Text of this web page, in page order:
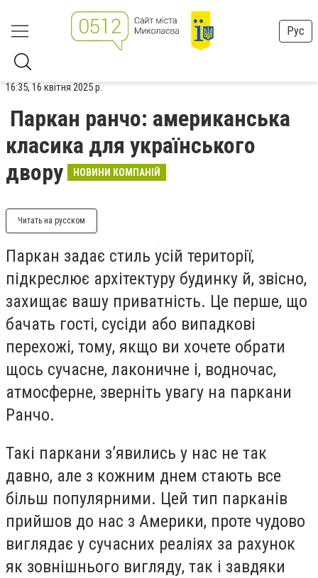
Рус
16:35, 16 квітня 2025 р.
Паркан ранчо: американська
класика для українського
двору
НОВИНИ КОМПАНІЙ
Читать на русском
Паркан задає стиль усій території,
підкреслює архітектуру будинку й, звісно,
захищає вашу приватність. Це перше, що
бачать гості, сусіди або випадкові
перехожі, тому, якщо ви хочете обрати
щось сучасне, лаконичне і, водночас,
атмосферне, зверніть увагу на паркани
Ранчо.
Такі паркани з’явились у нас не так
давно, але з кожним днем стають все
більш популярними. Цей тип парканів
прийшов до нас з Америки, проте чудово
виглядає у сучасних реаліях за рахунок
як зовнішнього вигляду, так і завдяки